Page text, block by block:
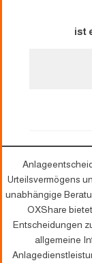
ist
Urteilsvermögens
unabhängige
OXShare
Entscheidungen
allgemeine